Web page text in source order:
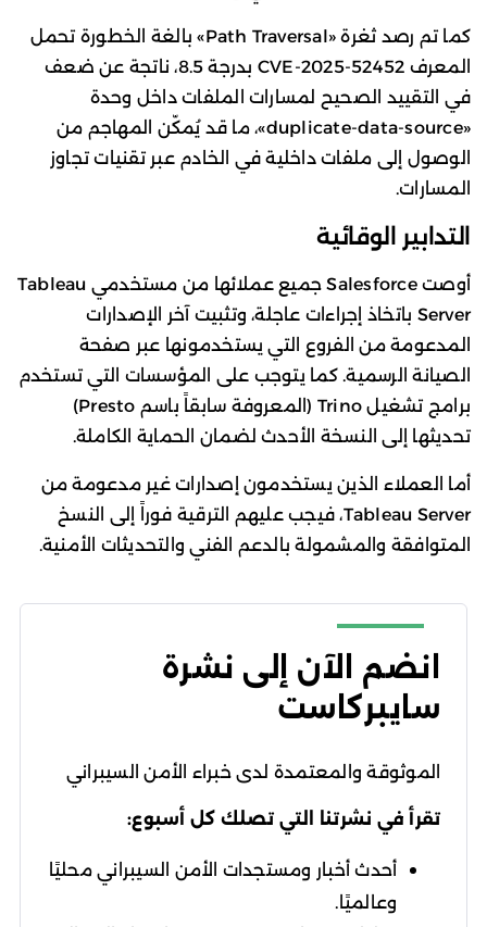
كما تم رصد ثغرة «Path Traversal» بالغة الخطورة تحمل
المعرف CVE-2025-52452 بدرجة 8.5، ناتجة عن ضعف
في التقييد الصحيح لمسارات الملفات داخل وحدة
«duplicate-data-source»، ما قد يُمكّن المهاجم من
الوصول إلى ملفات داخلية في الخادم عبر تقنيات تجاوز
المسارات.
التدابير الوقائية
أوصت Salesforce جميع عملائها من مستخدمي Tableau
Server باتخاذ إجراءات عاجلة، وتثبيت آخر الإصدارات
المدعومة من الفروع التي يستخدمونها عبر صفحة
الصيانة الرسمية. كما يتوجب على المؤسسات التي تستخدم
برامج تشغيل Trino (المعروفة سابقاً باسم Presto)
تحديثها إلى النسخة الأحدث لضمان الحماية الكاملة.
أما العملاء الذين يستخدمون إصدارات غير مدعومة من
Tableau Server، فيجب عليهم الترقية فوراً إلى النسخ
المتوافقة والمشمولة بالدعم الفني والتحديثات الأمنية.
انضم الآن إلى نشرة
سايبركاست
الموثوقة والمعتمدة لدى خبراء الأمن السيبراني
تقرأ في نشرتنا التي تصلك كل أسبوع:
أحدث أخبار ومستجدات الأمن السيبراني محليًا
وعالميًا.